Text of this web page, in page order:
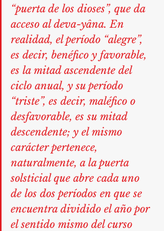
“puerta de los dioses”, que da
acceso al deva-yâna. En
realidad, el período “alegre”,
es decir, benéfico y favorable,
es la mitad ascendente del
ciclo anual, y su período
“triste”, es decir, maléfico o
desfavorable, es su mitad
descendente; y el mismo
carácter pertenece,
naturalmente, a la puerta
solsticial que abre cada uno
de los dos períodos en que se
encuentra dividido el año por
el sentido mismo del curso